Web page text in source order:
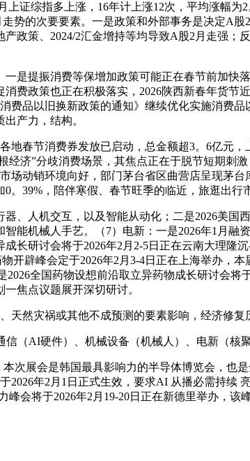
证综指多上涨，16年计上涨12次，平均涨幅为
势的次要要素。一是政策和外部事务是决定A
产政策、2024/2汇金增持等均导致A股2月走强
提振消费等保增加政策可能正在春节前加快
费政策也正在积极落实，2026陕西新春年货节
费品以旧换新政策的通知》继续优化实施消费
产力，结构。
春节消费券发放已启动，总金额超3。6亿元，
经济”分歧消费场景，其焦点正在于脱节短期刺
场动销环境向好，部门茅台省区曲营店呈现茅
。39%，陪伴寒假、春节旺季的临近，旅逛出行
人机交互，以及智能从动化；二是2026美国
能机械人手艺。（7）电新：一是2026年1月融
长研讨会将于2026年2月2-5日正在云南大理
开辟峰会定于2026年2月3-4日正在上海举办，
全国药物设想前沿取立异药物成长研讨会将
焦点议题展开深切研讨。
然灾祸或其他不成预测的要素影响，经济修复
AI硬件）、机械设备（机械人）、电新（核
展会是韩国最具影响力的半导体博览会，也
2026年2月1日正式生效，要求AI 从播必需持续
会将于2026年2月19-20日正在新德里举办，该